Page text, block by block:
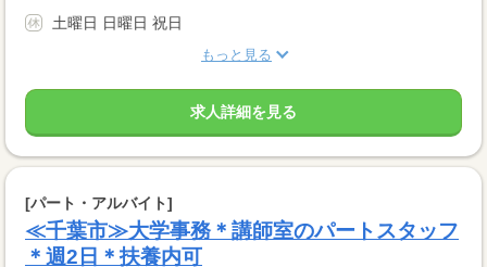
土曜日 日曜日 祝日
もっと見る
求人詳細を見る
[パート・アルバイト]
≪千葉市≫大学事務＊講師室のパートスタッフ
＊週2日＊扶養内可